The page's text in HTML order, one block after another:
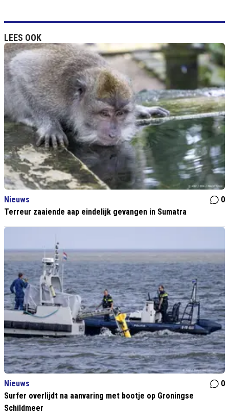
LEES OOK
Nieuws
0
Terreur zaaiende aap eindelijk gevangen in Sumatra
Nieuws
0
Surfer overlijdt na aanvaring met bootje op Groningse
Schildmeer